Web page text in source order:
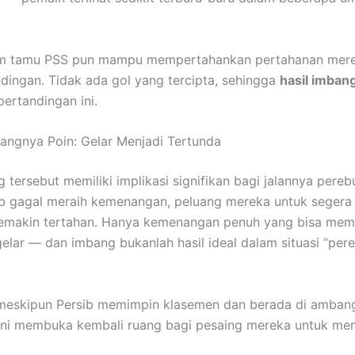
tamu PSS pun mampu mempertahankan pertahanan
Tidak ada gol yang tercipta, sehingga hasil
ini.
Poin: Gelar Menjadi Tertunda
tersebut memiliki implikasi signifikan bagi jalannya
gagal meraih kemenangan, peluang mereka untuk
tertahan. Hanya kemenangan penuh yang bisa
— dan imbang bukanlah hasil ideal dalam situasi
Persib memimpin klasemen dan berada di
membuka kembali ruang bagi pesaing mereka untuk